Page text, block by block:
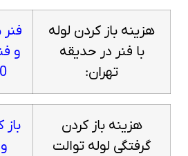
هزینه باز کردن لوله
با فنر در حدیقه
تهران:
و
هزینه باز کردن
گرفتگی لوله توالت